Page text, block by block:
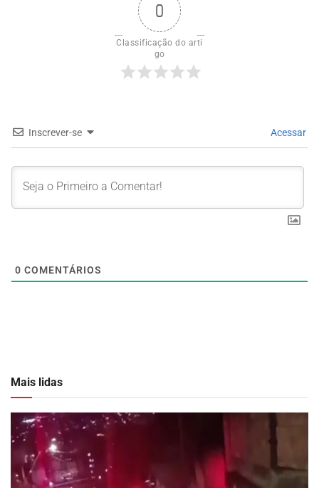
0
Classificação do arti
go
Inscrever-se Acessar
0 COMENTÁRIOS
Mais lidas